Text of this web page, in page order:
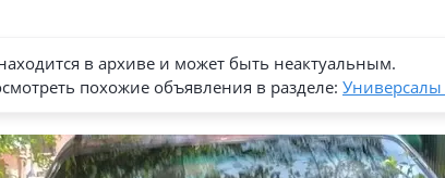
в архиве и может быть неактуальным.
похожие объявления в разделе: